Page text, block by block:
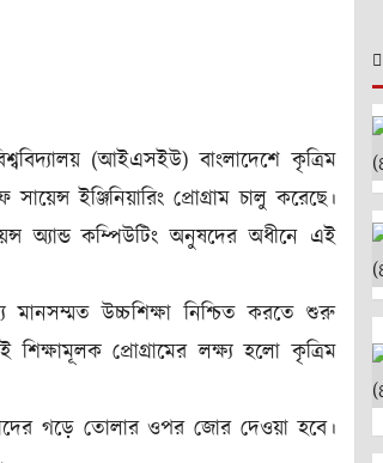
(আইএসইউ) বাংলাদেশে কৃত্রিম
ইঞ্জিনিয়ারিং প্রোগ্রাম চালু করেছে।
অ্যান্ড কম্পিউটিং অনুষদের অধীনে এই
মানসম্মত উচ্চশিক্ষা নিশ্চিত করতে শুরু
প্রোগ্রামের লক্ষ্য হলো কৃত্রিম
তাদের গড়ে তোলার ওপর জোর দেওয়া হবে।